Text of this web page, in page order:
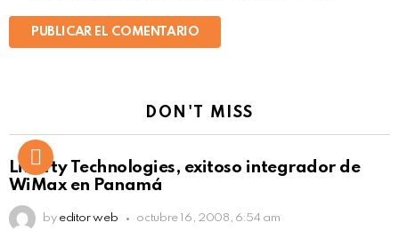
DON'T MISS
Liberty Technologies, exitoso integrador de
WiMax en Panamá
by editor web octubre 16, 2008, 6:54 am